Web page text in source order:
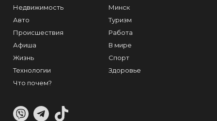
Недвижимость
Авто
Происшествия
Афиша
Жизнь
Технологии
Что почем?
Минск
Туризм
Работа
В мире
Спорт
Здоровье